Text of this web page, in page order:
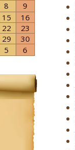
8
9
15
16
22
23
29
30
5 6